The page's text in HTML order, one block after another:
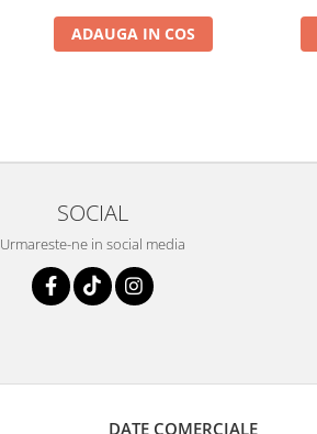
ADAUGA IN COS
SOCIAL
Urmareste-ne in social media
DATE COMERCIALE